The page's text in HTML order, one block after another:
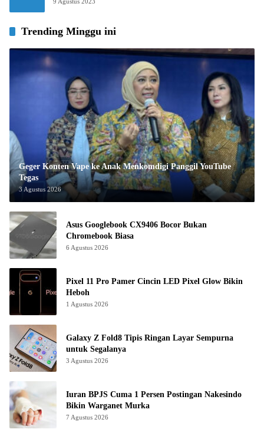
Trending Minggu ini
Geger Konten Vape ke Anak Menkomdigi Panggil YouTube
Tegas
3 Agustus 2026
Asus Googlebook CX9406 Bocor Bukan
Chromebook Biasa
6 Agustus 2026
Pixel 11 Pro Pamer Cincin LED Pixel Glow Bikin
Heboh
1 Agustus 2026
Galaxy Z Fold8 Tipis Ringan Layar Sempurna
untuk Segalanya
3 Agustus 2026
Iuran BPJS Cuma 1 Persen Postingan Nakesindo
Bikin Warganet Murka
7 Agustus 2026